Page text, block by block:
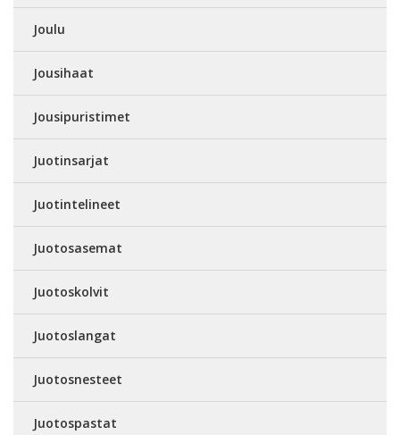
Joulu
Jousihaat
Jousipuristimet
Juotinsarjat
Juotintelineet
Juotosasemat
Juotoskolvit
Juotoslangat
Juotosnesteet
Juotospastat